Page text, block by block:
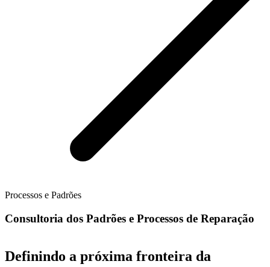
Processos e Padrões
Consultoria dos Padrões e Processos de Reparação
Definindo a próxima fronteira da